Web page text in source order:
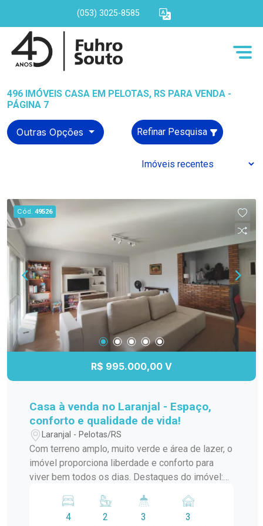
(053) 3025-8585
496 IMÓVEIS CASA EM PELOTAS, RS PARA VENDA -
PÁGINA 7
Outras Opções Refinar Pesquisa
Cód. 49526
R$ 995.000,00 V
Casa à venda no Laranjal - Espaço,
conforto e qualidade de vida!
Laranjal - Pelotas/RS
Com terreno amplo, muito verde e área de lazer, o
imóvel proporciona liberdade e conforto para
viver bem todos os dias. Destaques do imóvel:
e em região valorizada Espaço ideal para
crianças e pets aproveitarem com liberdade
4 2 3 3